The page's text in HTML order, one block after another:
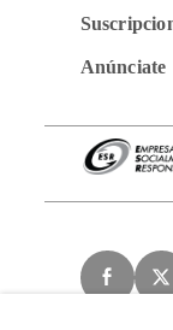
Anúnciate